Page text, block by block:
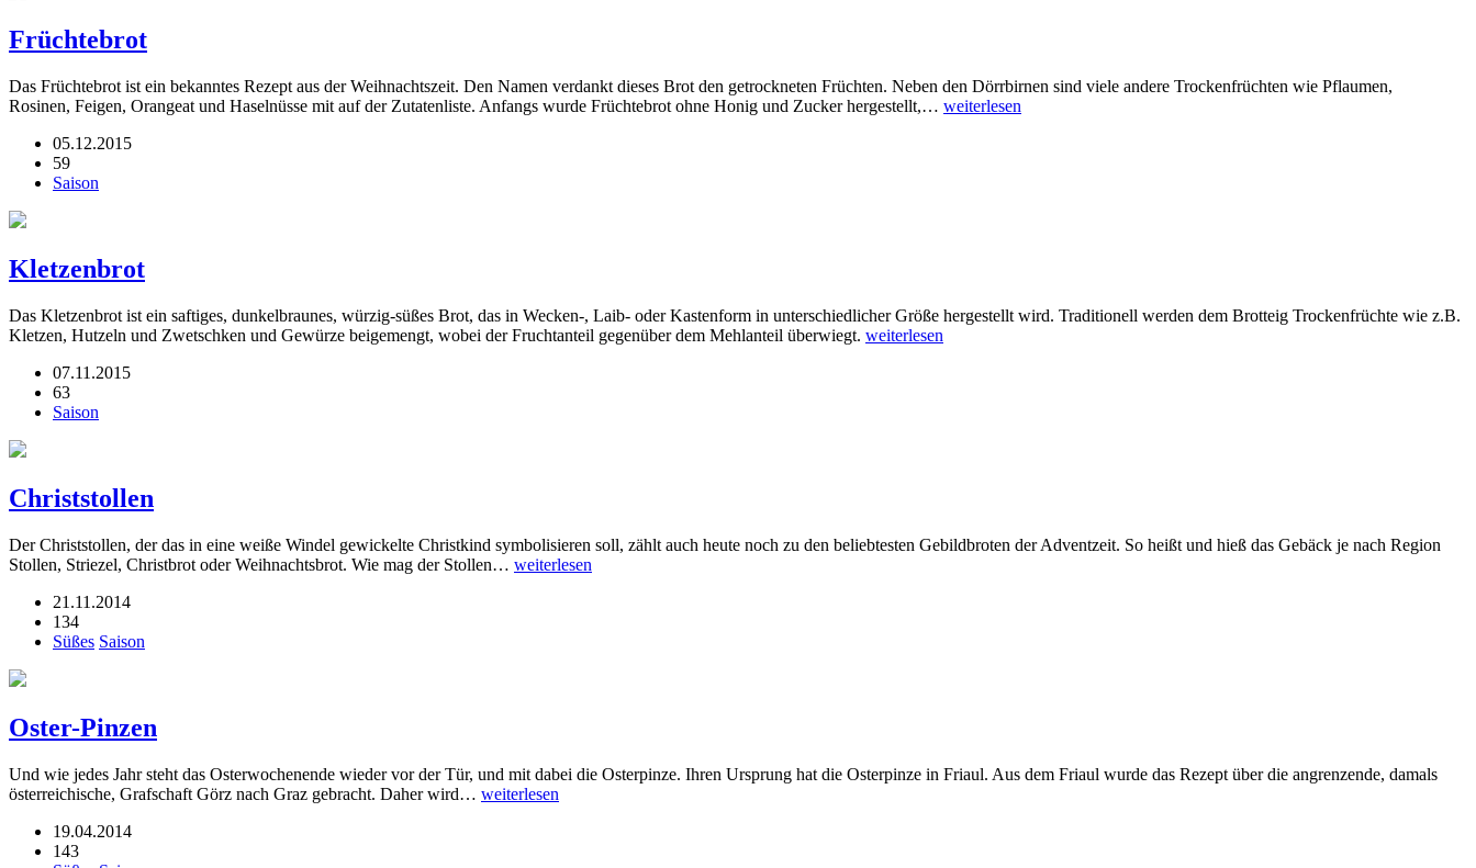
Früchtebrot
Das Früchtebrot ist ein bekanntes Rezept aus der Weihnachtszeit. Den Namen verdankt dieses Brot den getrockneten Früchten. Neben den Dörrbirnen sind viele andere Trockenfrüchten wie Pflaumen,
Rosinen, Feigen, Orangeat und Haselnüsse mit auf der Zutatenliste. Anfangs wurde Früchtebrot ohne Honig und Zucker hergestellt,… weiterlesen
05.12.2015
59
Saison
Kletzenbrot
Das Kletzenbrot ist ein saftiges, dunkelbraunes, würzig-süßes Brot, das in Wecken-, Laib- oder Kastenform in unterschiedlicher Größe hergestellt wird. Traditionell werden dem Brotteig Trockenfrüchte wie z.B.
Kletzen, Hutzeln und Zwetschken und Gewürze beigemengt, wobei der Fruchtanteil gegenüber dem Mehlanteil überwiegt. weiterlesen
07.11.2015
63
Saison
Christstollen
Der Christstollen, der das in eine weiße Windel gewickelte Christkind symbolisieren soll, zählt auch heute noch zu den beliebtesten Gebildbroten der Adventzeit. So heißt und hieß das Gebäck je nach Region
Stollen, Striezel, Christbrot oder Weihnachtsbrot. Wie mag der Stollen… weiterlesen
21.11.2014
134
Süßes Saison
Oster-Pinzen
Und wie jedes Jahr steht das Osterwochenende wieder vor der Tür, und mit dabei die Osterpinze. Ihren Ursprung hat die Osterpinze in Friaul. Aus dem Friaul wurde das Rezept über die angrenzende, damals
österreichische, Grafschaft Görz nach Graz gebracht. Daher wird… weiterlesen
19.04.2014
143